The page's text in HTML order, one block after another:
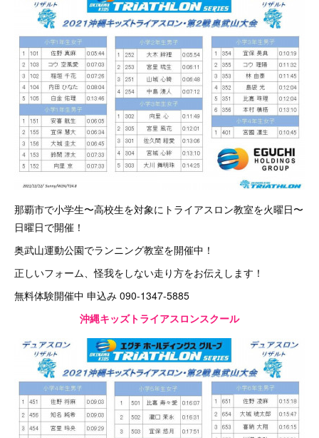
那覇市で小学生〜高校生を対象にトライアスロン教室を火曜日〜
日曜日で開催！
奥武山運動公園でランニング教室を開催中！
正しいフォーム、怪我をしない走り方をお伝えします！
無料体験開催中 申込み 090-1347-5885
沖縄キッズトライアスロンスクール